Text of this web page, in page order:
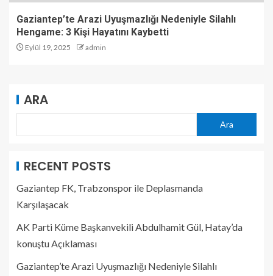
Gaziantep’te Arazi Uyuşmazlığı Nedeniyle Silahlı
Hengame: 3 Kişi Hayatını Kaybetti
Eylül 19, 2025 admin
ARA
Ara
RECENT POSTS
Gaziantep FK, Trabzonspor ile Deplasmanda
Karşılaşacak
AK Parti Küme Başkanvekili Abdulhamit Gül, Hatay’da
konuştu Açıklaması
Gaziantep’te Arazi Uyuşmazlığı Nedeniyle Silahlı